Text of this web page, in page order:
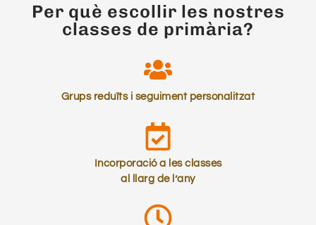
Per què escollir les nostres
classes de primària?
Grups reduïts i seguiment personalitzat
Incorporació a les classes
al llarg de l’any